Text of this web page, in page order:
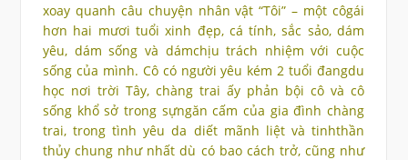
xoay quanh câu chuyện nhân vật “Tôi” – một côgái
hơn hai mươi tuổi xinh đẹp, cá tính, sắc sảo, dám
yêu, dám sống và dámchịu trách nhiệm với cuộc
sống của mình. Cô có người yêu kém 2 tuổi đangdu
học nơi trời Tây, chàng trai ấy phản bội cô và cô
sống khổ sở trong sựngăn cấm của gia đình chàng
trai, trong tình yêu da diết mãnh liệt và tinhthần
thủy chung như nhất dù có bao cách trở, cũng như